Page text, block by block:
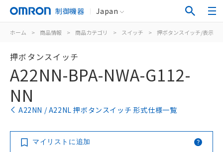
制御機器 Japan
ホーム > 商品情報 > 商品カテゴリ > スイッチ > 押ボタンスイッチ/表示灯
押ボタンスイッチ
A22NN-BPA-NWA-G112-
NN
A22NN / A22NL 押ボタンスイッチ 形式仕様一覧
マイリストに追加